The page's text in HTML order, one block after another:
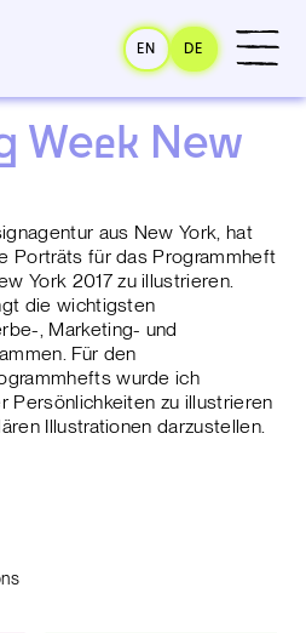
EN DE
Week New
aus New York, hat
Porträts für das Programmheft
York 2017 zu illustrieren.
die wichtigsten
, Marketing- und
Für den
wurde ich
Persönlichkeiten zu illustrieren
Illustrationen darzustellen.